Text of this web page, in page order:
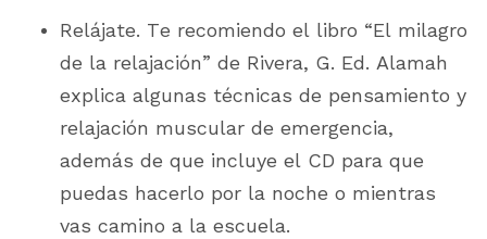
Relájate. Te recomiendo el libro “El milagro
de la relajación” de Rivera, G. Ed. Alamah
explica algunas técnicas de pensamiento y
relajación muscular de emergencia,
además de que incluye el CD para que
puedas hacerlo por la noche o mientras
vas camino a la escuela.